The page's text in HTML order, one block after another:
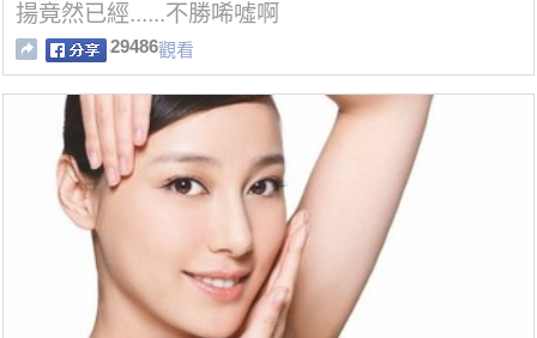
揚竟然已經......不勝唏噓啊
29486觀看